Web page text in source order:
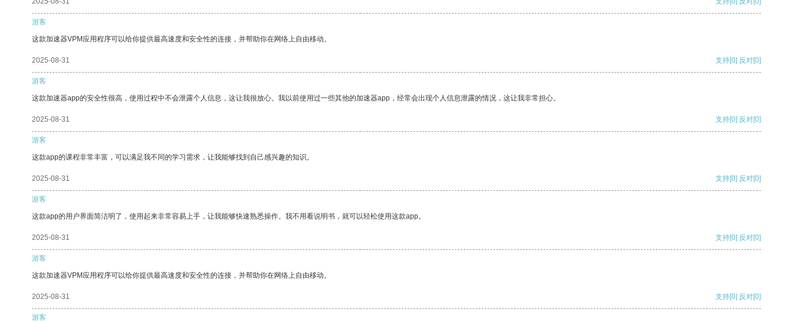
游客
这款加速器VPM应用程序可以给你提供最高速度和安全性的连接，并帮助你在网络上自由移动。
2025-08-31 支持[0] 反对[0]
游客
这款加速器app的安全性很高，使用过程中不会泄露个人信息，这让我很放心。我以前使用过一些其他的加速器app，经常会出现个人信息泄露的情况，这让我非常担心。
2025-08-31 支持[0] 反对[0]
游客
这款app的课程非常丰富，可以满足我不同的学习需求，让我能够找到自己感兴趣的知识。
2025-08-31 支持[0] 反对[0]
游客
这款app的用户界面简洁明了，使用起来非常容易上手，让我能够快速熟悉操作。我不用看说明书，就可以轻松使用这款app。
2025-08-31 支持[0] 反对[0]
游客
这款加速器VPM应用程序可以给你提供最高速度和安全性的连接，并帮助你在网络上自由移动。
2025-08-31 支持[0] 反对[0]
游客